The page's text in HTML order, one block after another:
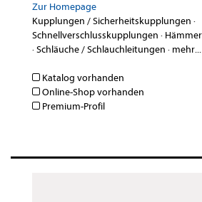
Zur Homepage
Kupplungen / Sicherheitskupplungen ·
Schnellverschlusskupplungen · Hämmer
·Schläuche / Schlauchleitungen · mehr...
Katalog vorhanden
Online-Shop vorhanden
Premium-Profil